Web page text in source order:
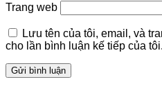
Trang web
Lưu tên của tôi, email, và
cho lần bình luận kế tiếp của tôi.